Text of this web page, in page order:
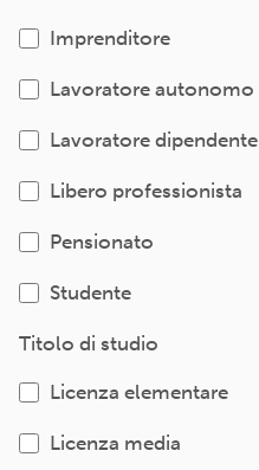
Imprenditore
Lavoratore autonomo
Lavoratore dipendente
Libero professionista
Pensionato
Studente
Titolo di studio
Licenza elementare
Licenza media